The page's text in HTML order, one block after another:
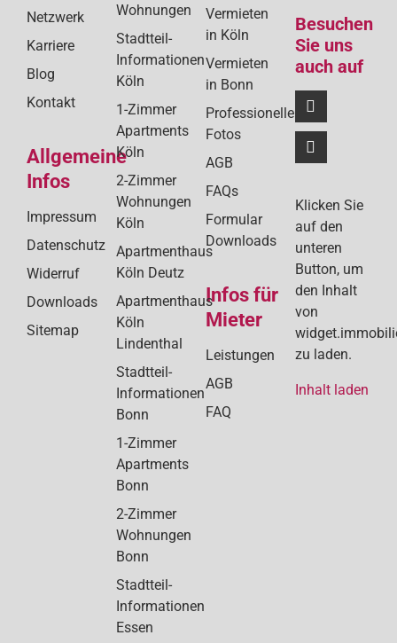
Netzwerk
Karriere
Blog
Kontakt
Allgemeine
Infos
Impressum
Datenschutz
Widerruf
Downloads
Sitemap
Wohnungen
Stadtteil-
Informationen
Köln
1-Zimmer
Apartments
Köln
2-Zimmer
Wohnungen
Köln
Apartmenthaus
Köln Deutz
Apartmenthaus
Köln
Lindenthal
Stadtteil-
Informationen
Bonn
1-Zimmer
Apartments
Bonn
2-Zimmer
Wohnungen
Bonn
Stadtteil-
Informationen
Essen
Vermieten
in Köln
Vermieten
in Bonn
Professionelle
Fotos
AGB
FAQs
Formular
Downloads
Infos für
Mieter
Leistungen
AGB
FAQ
Besuchen
Sie uns
auch auf
Klicken Sie
auf den
unteren
Button, um
den Inhalt
von
zu laden.
Inhalt laden